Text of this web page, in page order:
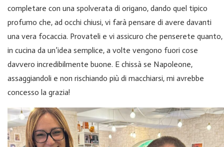
completare con una spolverata di origano, dando quel tipico
profumo che, ad occhi chiusi, vi farà pensare di avere davanti
una vera focaccia. Provateli e vi assicuro che penserete quanto,
in cucina da un’idea semplice, a volte vengono fuori cose
davvero incredibilmente buone. E chissà se Napoleone,
assaggiandoli e non rischiando più di macchiarsi, mi avrebbe
concesso la grazia!